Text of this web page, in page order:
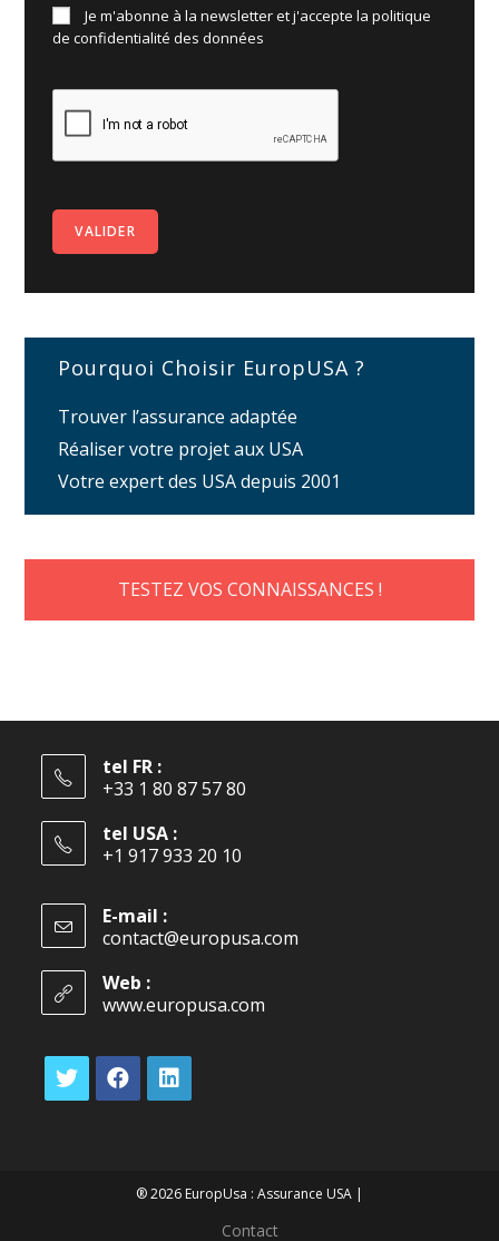
Je m'abonne à la newsletter et j'accepte la politique
deconfidentialité des données
Pourquoi Choisir EuropUSA ?
Trouver l’assurance adaptée
Réaliser votre projet aux USA
Votre expert des USA depuis 2001
TESTEZ VOS CONNAISSANCES !
tel FR :
+33 1 80 87 57 80
tel USA :
+1 917 933 20 10
E-mail :
contact@europusa.com
Web :
www.europusa.com
® 2026 EuropUsa : Assurance USA |
Contact